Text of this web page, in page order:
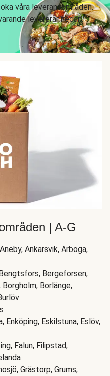
våra leveransområden.
levererar nedan.
| A-G
Ankarsvik, Arboga,
Bergeforsen,
Borgholm, Borlänge,
Enköping, Eskilstuna, Eslöv,
Falun, Filipstad,
Grästorp, Grums,